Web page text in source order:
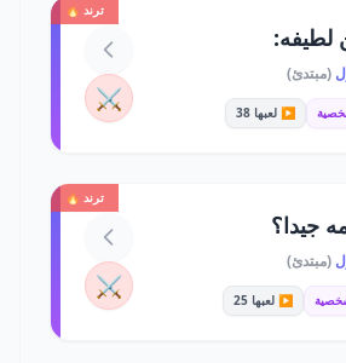
ترند 🔥
لطيفه:
(مبتدئ)
▶️ لعبها 38 ⚔️
ترند 🔥
جيدا؟
(مبتدئ)
▶️ لعبها 25 ⚔️